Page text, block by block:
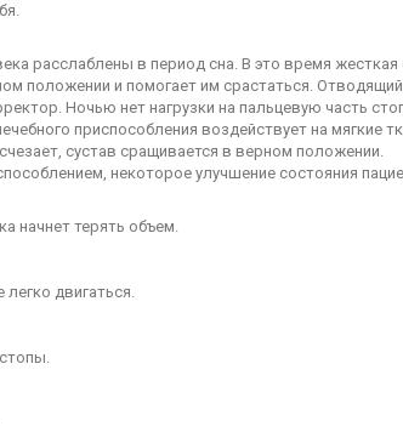
расслаблены в период сна. В это время жесткая
положении и помогает им срастаться.
Ночью нет нагрузки на пальцевую часть
приспособления воздействует на мягкие
сустав сращивается в верном положении.
некоторое улучшение состояния
начнет терять объем.
двигаться.